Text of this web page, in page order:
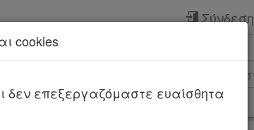
Σύνδεση
Assistant.
cookies
δεν επεξεργαζόμαστε ευαίσθητα